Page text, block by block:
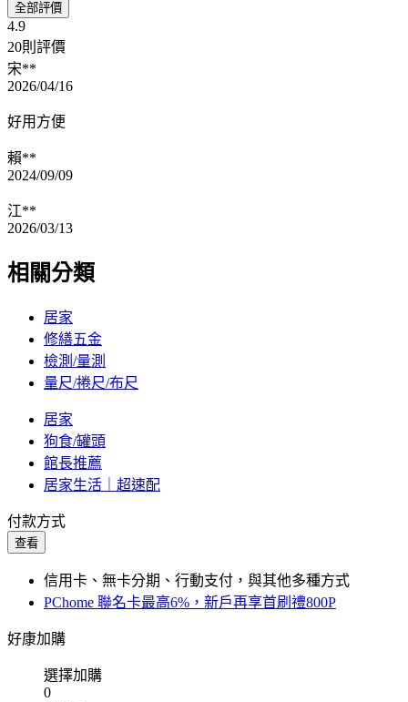
全部評價
4.9
20則評價
宋**
2026/04/16
好用方便
賴**
2024/09/09
江**
2026/03/13
相關分類
居家
修繕五金
檢測/量測
量尺/捲尺/布尺
居家
狗食/罐頭
館長推薦
居家生活｜超速配
付款方式
查看
信用卡、無卡分期、行動支付，與其他多種方式
PChome 聯名卡最高6%，新戶再享首刷禮800P
好康加購
選擇加購
0